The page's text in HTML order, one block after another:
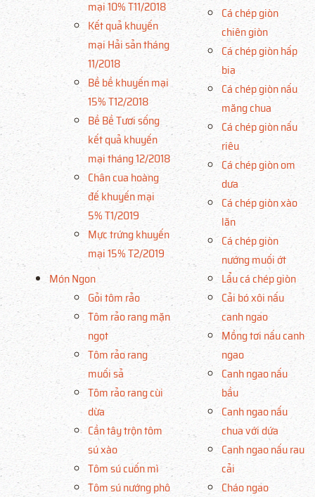
mại 10% T11/2018
Kết quả khuyến
mại Hải sản tháng
11/2018
Bề bề khuyến mại
15% T12/2018
Bề Bề Tươi sống
kết quả khuyến
mại tháng 12/2018
Chân cua hoàng
đế khuyến mại
5% T1/2019
Mực trứng khuyến
mại 15% T2/2019
Món Ngon
Gỏi tôm rảo
Tôm rảo rang mặn
ngọt
Tôm rảo rang
muối sả
Tôm rảo rang cùi
dừa
Cần tây trộn tôm
sú xào
Tôm sú cuốn mì
Tôm sú nướng phô
Cá chép giòn
chiên giòn
Cá chép giòn hấp
bia
Cá chép giòn nấu
măng chua
Cá chép giòn nấu
riêu
Cá chép giòn om
dưa
Cá chép giòn xào
lăn
Cá chép giòn
nướng muối ớt
Lẩu cá chép giòn
Cải bó xôi nấu
canh ngao
Mồng tơi nấu canh
ngao
Canh ngao nấu
bầu
Canh ngao nấu
chua với dứa
Canh ngao nấu rau
cải
Cháo ngao